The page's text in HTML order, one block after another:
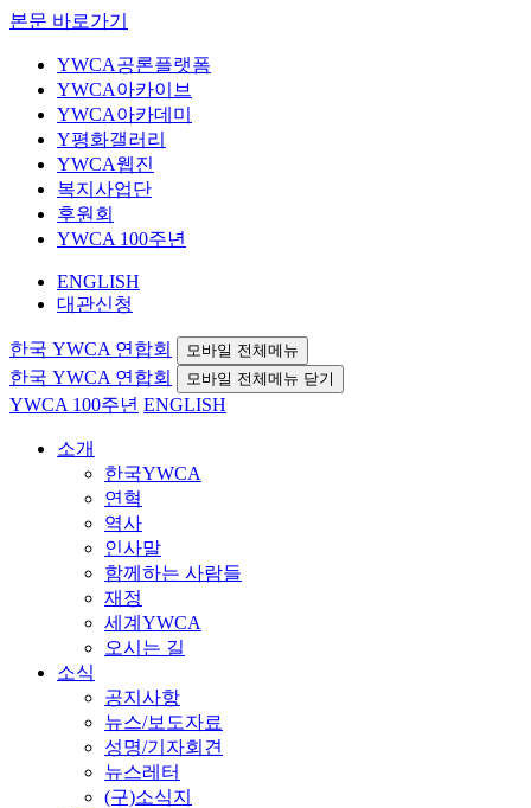
본문 바로가기
YWCA공론플랫폼
YWCA아카이브
YWCA아카데미
Y평화갤러리
YWCA웹진
복지사업단
후원회
YWCA 100주년
ENGLISH
대관신청
한국 YWCA 연합회 모바일 전체메뉴
한국 YWCA 연합회 모바일 전체메뉴 닫기
YWCA 100주년 ENGLISH
소개
한국YWCA
연혁
역사
인사말
함께하는 사람들
재정
세계YWCA
오시는 길
소식
공지사항
뉴스/보도자료
성명/기자회견
뉴스레터
(구)소식지